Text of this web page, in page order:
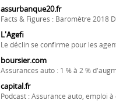
assurbanque20.fr
Facts & Figures : Baromètre 2018
L'Agefi
Le déclin se confirme pour les
boursier.com
Assurances auto : 1 % à 2 %
capital.fr
Podcast : Assurance auto, emploi